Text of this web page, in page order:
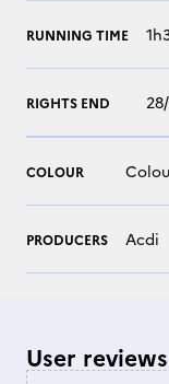
RUNNING TIME
RIGHTS END
COLOUR
PRODUCERS Acdi
User reviews